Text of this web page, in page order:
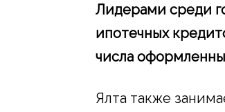
Лидерами среди
ипотечных
числа
Ялта также